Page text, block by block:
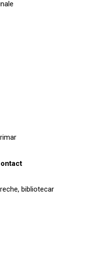
bibliotecar